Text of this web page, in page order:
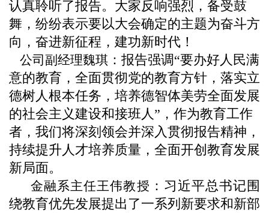
认真聆听了报告。大家反响强烈，备受鼓
舞，纷纷表示要以大会确定的主题为奋斗方
向，奋进新征程，建功新时代！
公司副经理魏琪 ：报告强调“要办好人民满
意的教育，全面贯彻党的教育方针，落实立
德树人根本任务，培养德智体美劳全面发展
的社会主义建设和接班人”，作为教育工作
者，我们将深刻领会并深入贯彻报告精神，
持续提升人才培养质量，全面开创教育发展
新局面。
金融系主任王伟教授 ： 习近平总书记围
绕教育优先发展提出了一系列新要求和新部